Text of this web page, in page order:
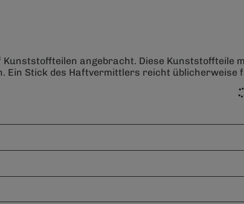
Kunststoffteilen angebracht. Diese
Ein Stick des Haftvermittlers reicht üblicherweise